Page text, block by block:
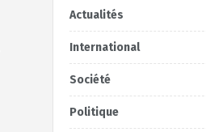
Actualités
International
Société
Politique